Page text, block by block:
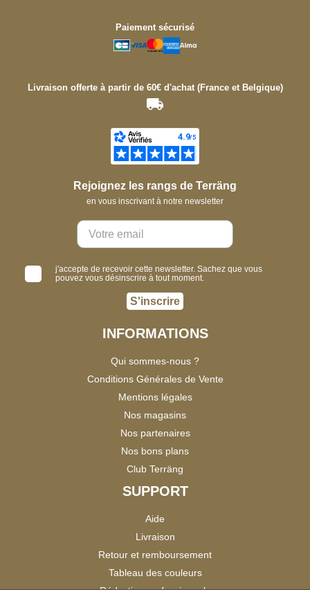
Paiement sécurisé
Livraison offerte à partir de 60€ d'achat (France et Belgique)
Rejoignez les rangs de Terräng
en vous inscrivant à notre newsletter
j'accepte de recevoir cette newsletter. Sachez que vous
pouvez vous désinscrire à tout moment.
S'inscrire
INFORMATIONS
Qui sommes-nous ?
Conditions Générales de Vente
Mentions légales
Nos magasins
Nos partenaires
Nos bons plans
Club Terräng
SUPPORT
Aide
Livraison
Retour et remboursement
Tableau des couleurs